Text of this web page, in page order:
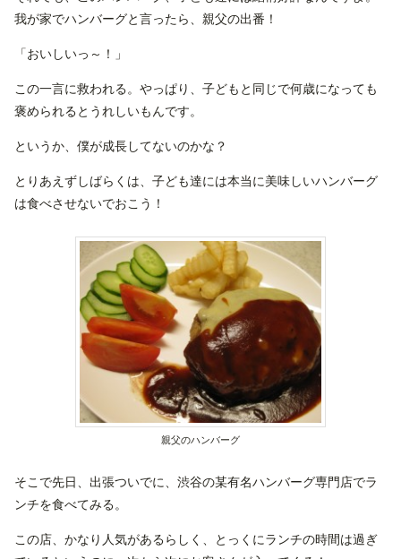
我が家でハンバーグと言ったら、親父の出番！
「おいしいっ～！」
この一言に救われる。やっぱり、子どもと同じで何歳になっても
褒められるとうれしいもんです。
というか、僕が成長してないのかな？
とりあえずしばらくは、子ども達には本当に美味しいハンバーグ
は食べさせないでおこう！
親父のハンバーグ
そこで先日、出張ついでに、渋谷の某有名ハンバーグ専門店でラ
ンチを食べてみる。
この店、かなり人気があるらしく、とっくにランチの時間は過ぎ